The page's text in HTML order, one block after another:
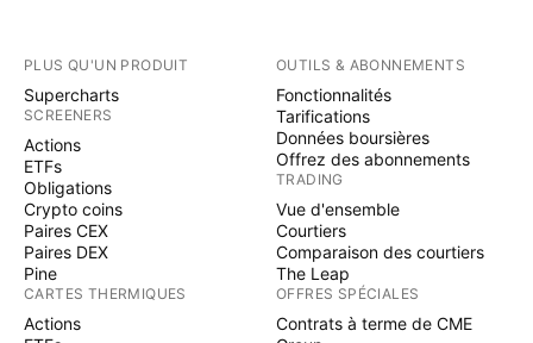
PLUS QU'UN PRODUIT
Supercharts
SCREENERS
Actions
ETFs
Obligations
Crypto coins
Paires CEX
Paires DEX
Pine
CARTES THERMIQUES
Actions
OUTILS & ABONNEMENTS
Fonctionnalités
Tarifications
Données boursières
Offrez des abonnements
TRADING
Vue d'ensemble
Courtiers
Comparaison des courtiers
The Leap
OFFRES SPÉCIALES
Contrats à terme de CME